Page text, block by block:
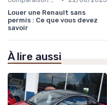
Louer une Renault sans
permis : Ce que vous devez
savoir
À lire aussi